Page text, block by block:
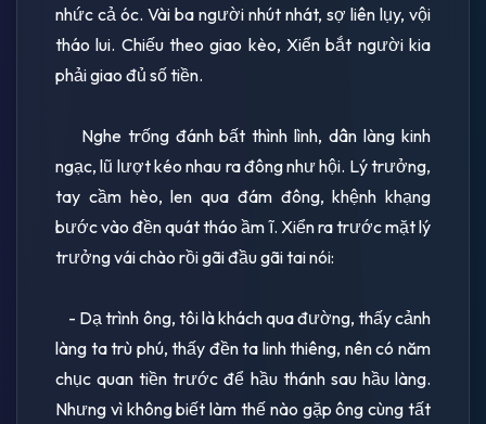
nhức cả óc. Vài ba người nhút nhát, sợ liên lụy, vội
tháo lui. Chiếu theo giao kèo, Xiển bắt người kia
phải giao đủ số tiền.
Nghe trống đánh bất thình lình, dân làng kinh
ngạc, lũ lượt kéo nhau ra đông như hội. Lý trưởng,
tay cầm hèo, len qua đám đông, khệnh khạng
bước vào đền quát tháo ầm ĩ. Xiển ra trước mặt lý
trưởng vái chào rồi gãi đầu gãi tai nói:
- Dạ trình ông, tôi là khách qua đường, thấy cảnh
làng ta trù phú, thấy đền ta linh thiêng, nên có năm
chục quan tiền trước để hầu thánh sau hầu làng.
Nhưng vì không biết làm thế nào gặp ông cùng tất